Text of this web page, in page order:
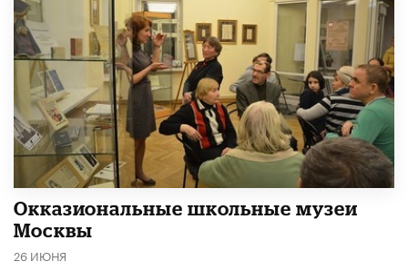
​Окказиональные школьные музеи
Москвы
26 ИЮНЯ